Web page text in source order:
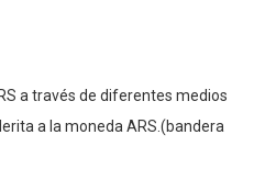
a través de diferentes medios
a la moneda ARS.(bandera